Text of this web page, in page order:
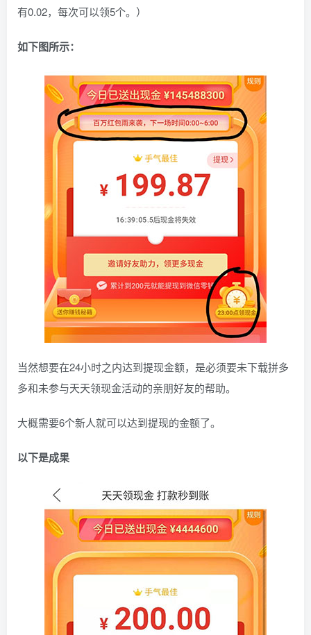
有0.02，每次可以领5个。）
如下图所示：
当然想要在24小时之内达到提现金额，是必须要未下载拼多
多和未参与天天领现金活动的亲朋好友的帮助。
大概需要6个新人就可以达到提现的金额了。
以下是成果